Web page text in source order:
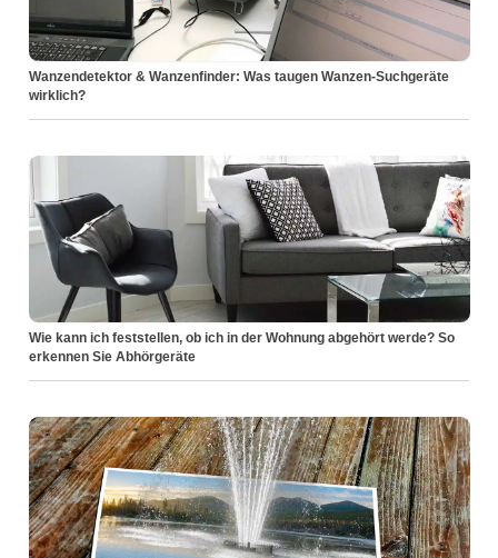
Wanzendetektor & Wanzenfinder: Was taugen Wanzen-Suchgeräte
wirklich?
Wie kann ich feststellen, ob ich in der Wohnung abgehört werde? So
erkennen Sie Abhörgeräte